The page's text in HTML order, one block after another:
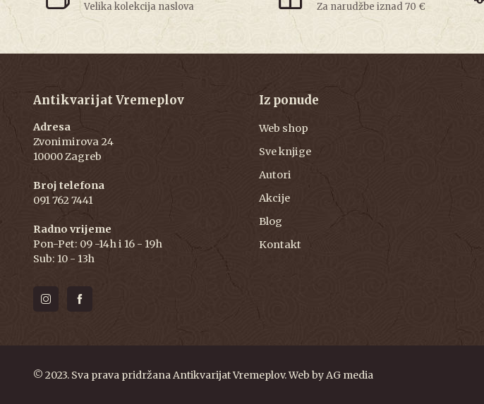
Velika kolekcija naslova Za narudžbe iznad 70 €
Antikvarijat Vremeplov
Adresa
Zvonimirova 24
10000 Zagreb
Broj telefona
091 762 7441
Radno vrijeme
Pon-Pet: 09 -14h i 16 - 19h
Sub: 10 - 13h
Iz ponude
Web shop
Sve knjige
Autori
Akcije
Blog
Kontakt
© 2023. Sva prava pridržana Antikvarijat Vremeplov. Web by AG media